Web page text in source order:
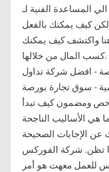
المساعدة الفنية لـ
كيف يمكنك بالفعل
واكتشف كيف يمكنك
كسب المال من خلالها.
- افضل شركة تداول
- سوق تجارة بورصة
ومضمون كيف تبدأ
هي الأساليب الناجحة
عن الإجابات الصحيحة
تظن. شركة الفوركس
للعمل معهت هو أمر